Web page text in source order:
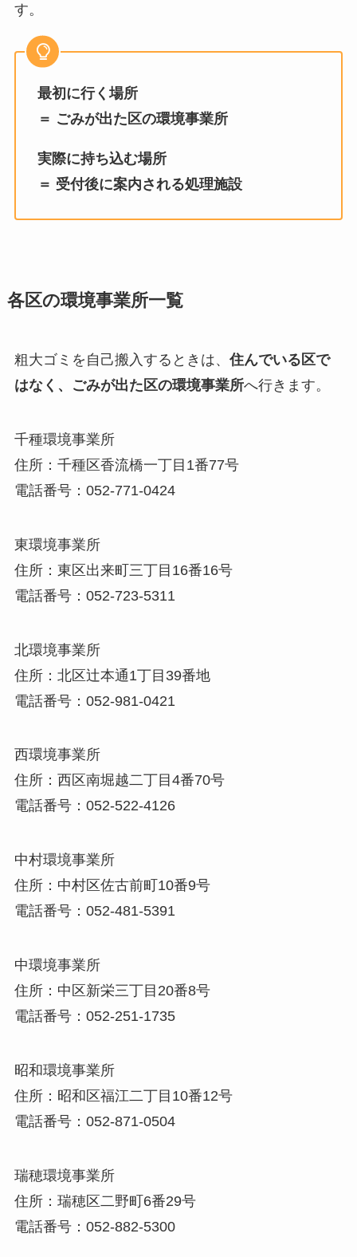
す。
最初に行く場所
＝ ごみが出た区の環境事業所
実際に持ち込む場所
＝ 受付後に案内される処理施設
各区の環境事業所一覧
粗大ゴミを自己搬入するときは、 住んでいる区で
はなく、ごみが出た区の環境事業所へ行きます。
千種環境事業所
住所：千種区香流橋一丁目1番77号
電話番号：052-771-0424
東環境事業所
住所：東区出来町三丁目16番16号
電話番号：052-723-5311
北環境事業所
住所：北区辻本通1丁目39番地
電話番号：052-981-0421
西環境事業所
住所：西区南堀越二丁目4番70号
電話番号：052-522-4126
中村環境事業所
住所：中村区佐古前町10番9号
電話番号：052-481-5391
中環境事業所
住所：中区新栄三丁目20番8号
電話番号：052-251-1735
昭和環境事業所
住所：昭和区福江二丁目10番12号
電話番号：052-871-0504
瑞穂環境事業所
住所：瑞穂区二野町6番29号
電話番号：052-882-5300